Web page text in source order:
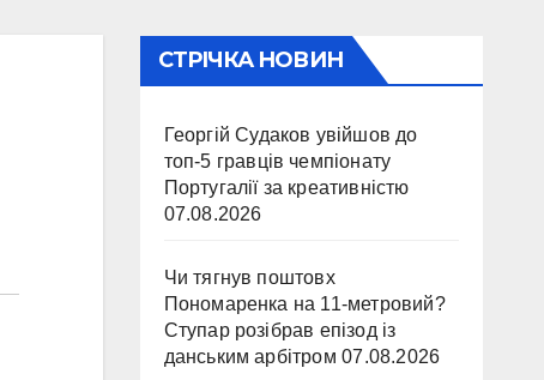
СТРІЧКА НОВИН
Георгій Судаков увійшов до
топ-5 гравців чемпіонату
Португалії за креативністю
07.08.2026
Чи тягнув поштовх
Пономаренка на 11-метровий?
Ступар розібрав епізод із
данським арбітром 07.08.2026